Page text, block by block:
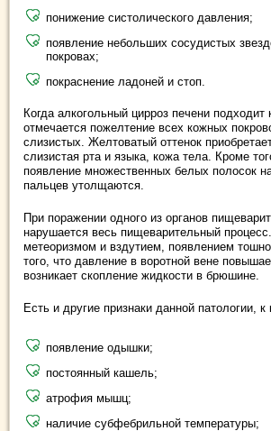
понижение систолического давления;
появление небольших сосудистых
покровах;
покраснение ладоней и стоп.
Когда алкогольный цирроз печени подходит
отмечается пожелтение всех кожных
слизистых. Желтоватый оттенок
слизистая рта и языка, кожа тела. Кроме
появление множественных белых полосок
пальцев утолщаются.
При поражении одного из органов
нарушается весь пищеварительный
метеоризмом и вздутием, появлением
того, что давление в воротной вене
возникает скопление жидкости в брюшине.
Есть и другие признаки данной патологии,
появление одышки;
постоянный кашель;
атрофия мышц;
наличие субфебрильной температуры;